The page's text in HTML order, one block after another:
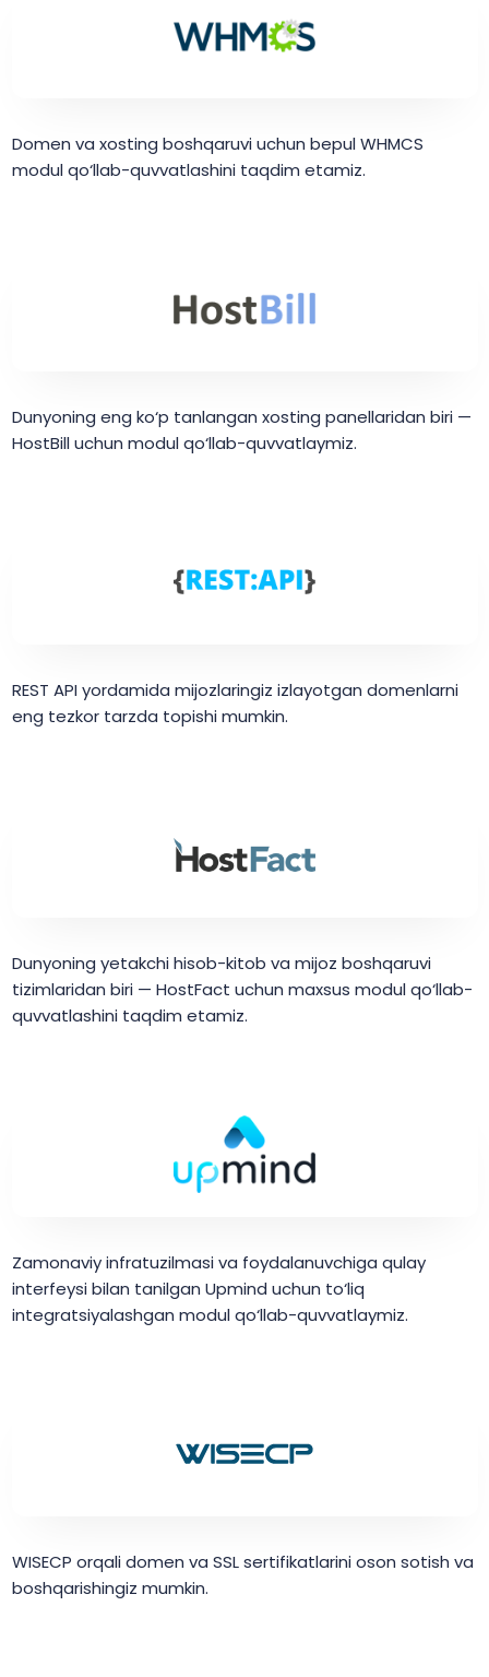
Domen va xosting boshqaruvi uchun bepul WHMCS
modul qo‘llab-quvvatlashini taqdim etamiz.
Dunyoning eng ko‘p tanlangan xosting panellaridan biri —
HostBill uchun modul qo‘llab-quvvatlaymiz.
REST API yordamida mijozlaringiz izlayotgan domenlarni
eng tezkor tarzda topishi mumkin.
Dunyoning yetakchi hisob-kitob va mijoz boshqaruvi
tizimlaridan biri — HostFact uchun maxsus modul qo‘llab-
quvvatlashini taqdim etamiz.
Zamonaviy infratuzilmasi va foydalanuvchiga qulay
interfeysi bilan tanilgan Upmind uchun to‘liq
integratsiyalashgan modul qo‘llab-quvvatlaymiz.
WISECP orqali domen va SSL sertifikatlarini oson sotish va
boshqarishingiz mumkin.